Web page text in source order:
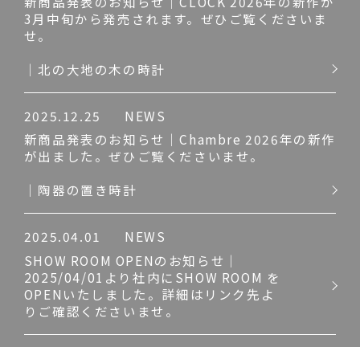
3月中旬から発売されます。ぜひご覧くださいま
せ。
｜北の大地の木の時計
2025.12.25
NEWS
新商品発表のお知らせ｜Chambre 2026年の新作
が出ました。ぜひご覧くださいませ。
｜陶器の置き時計
2025.04.01
NEWS
SHOW ROOM OPENのお知らせ｜
2025/04/01より社内にSHOW ROOM を
OPENいたしました。詳細はリンク先よ
りご確認くださいませ。